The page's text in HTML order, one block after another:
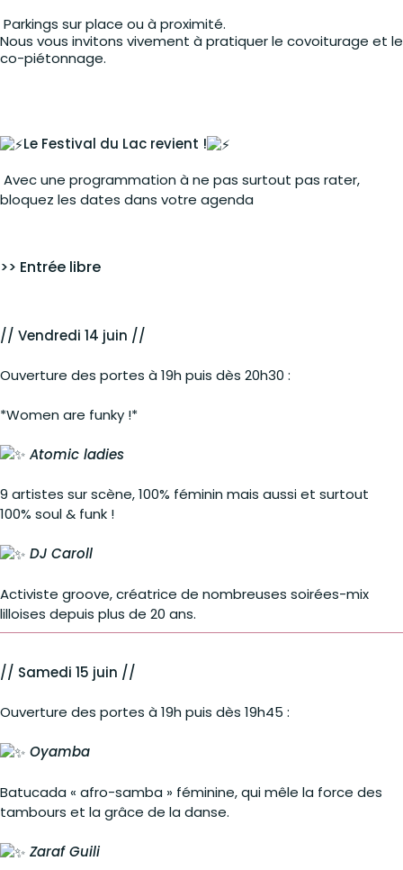
Parkings sur place ou à proximité.
Nous vous invitons vivement à pratiquer le covoiturage et le
co-piétonnage.
Le Festival du Lac revient !
Avec une programmation à ne pas surtout pas rater,
bloquez les dates dans votre agenda
>> Entrée libre
// Vendredi 14 juin //
Ouverture des portes à 19h puis dès 20h30 :
*Women are funky !*
Atomic ladies
9 artistes sur scène, 100% féminin mais aussi et surtout
100% soul & funk !
DJ Caroll
Activiste groove, créatrice de nombreuses soirées-mix
lilloises depuis plus de 20 ans.
// Samedi 15 juin //
Ouverture des portes à 19h puis dès 19h45 :
Oyamba
Batucada « afro-samba » féminine, qui mêle la force des
tambours et la grâce de la danse.
Zaraf Guili